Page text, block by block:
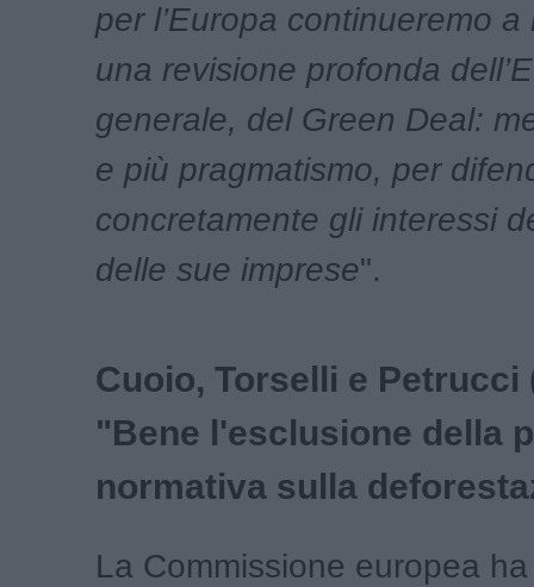
per l’Europa continueremo
una revisione profonda
generale, del Green Deal:
e più pragmatismo, per
concretamente gli interessi
delle sue imprese".
Cuoio, Torselli e Petrucci
"Bene l'esclusione della
normativa sulla
La Commissione europea